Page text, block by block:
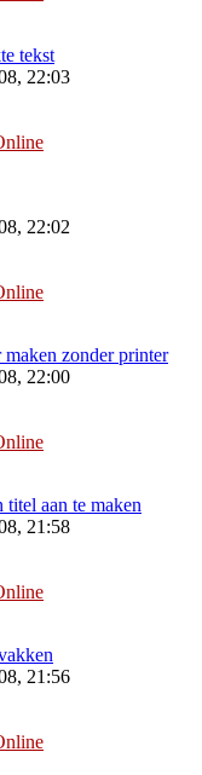
tekst
22:03
22:02
zonder printer
22:00
aan te maken
21:58
21:56